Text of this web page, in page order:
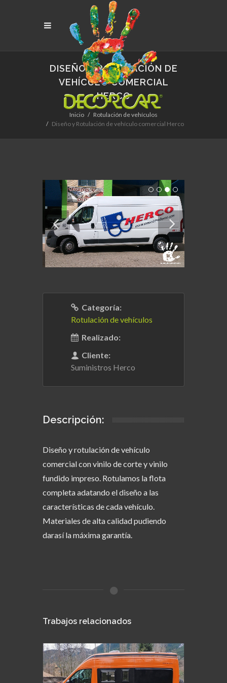
DISEÑO Y ROTULACIÓN DE
VEHÍCULO COMERCIAL
HERCO
Inicio
Rotulación de vehículos
Diseño y Rotulación de vehículo comercial Herco
Categoría:
Rotulación de vehículos
Realizado:
Cliente:
Suministros Herco
Descripción:
Diseño y rotulación de vehículo
comercial con vinilo de corte y vinilo
fundido impreso. Rotulamos la flota
completa adatando el diseño a las
características de cada vehículo.
Materiales de alta calidad pudiendo
darasí la máxima garantía.
Trabajos relacionados